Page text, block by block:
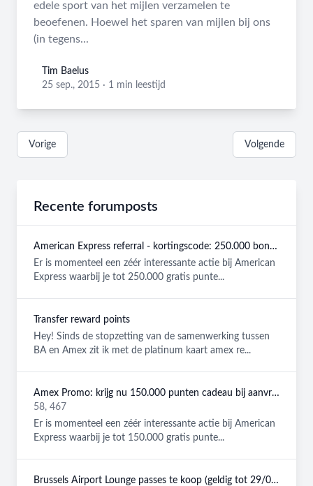
edele sport van het mijlen verzamelen te
beoefenen. Hoewel het sparen van mijlen bij ons
(in tegens...
Tim Baelus
Tim Baelus
25 sep., 2015 · 1 min leestijd
Vorige Volgende
Recente forumposts
American Express referral - kortingscode: 250.000 bonuspunten GRATIS
Er is momenteel een zéér interessante actie bij American
Express waarbij je tot 250.000 gratis punte...
Transfer reward points
Hey! Sinds de stopzetting van de samenwerking tussen
BA en Amex zit ik met de platinum kaart amex re...
Amex Promo: krijg nu 150.000 punten cadeau bij aanvraag van een American Express Platinum kaart!
58, 467
Er is momenteel een zéér interessante actie bij American
Express waarbij je tot 150.000 gratis punte...
Brussels Airport Lounge passes te koop (geldig tot 29/08/2026)